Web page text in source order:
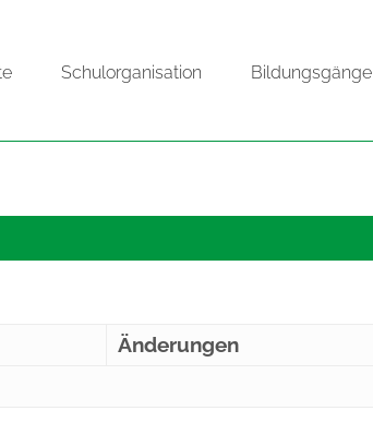
Schulorganisation Bildungsgänge
Änderungen